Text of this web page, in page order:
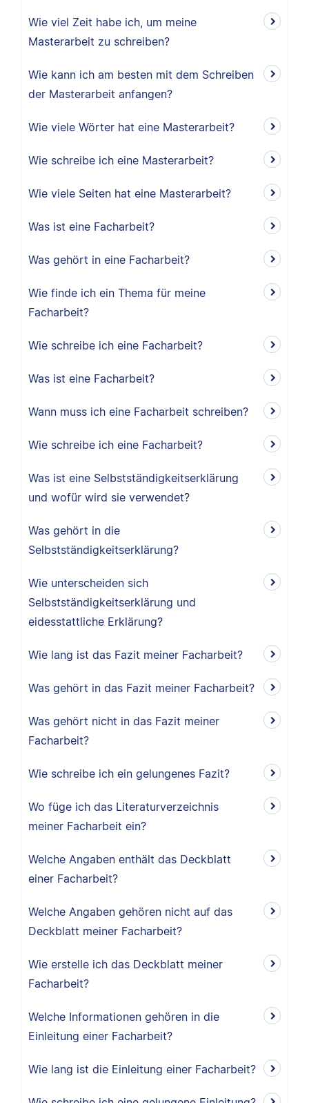
Wie viel Zeit habe ich, um meine
Masterarbeit zu schreiben?
Wie kann ich am besten mit dem Schreiben
der Masterarbeit anfangen?
Wie viele Wörter hat eine Masterarbeit?
Wie schreibe ich eine Masterarbeit?
Wie viele Seiten hat eine Masterarbeit?
Was ist eine Facharbeit?
Was gehört in eine Facharbeit?
Wie finde ich ein Thema für meine
Facharbeit?
Wie schreibe ich eine Facharbeit?
Was ist eine Facharbeit?
Wann muss ich eine Facharbeit schreiben?
Wie schreibe ich eine Facharbeit?
Was ist eine Selbstständigkeitserklärung
und wofür wird sie verwendet?
Was gehört in die
Selbstständigkeitserklärung?
Wie unterscheiden sich
Selbstständigkeitserklärung und
eidesstattliche Erklärung?
Wie lang ist das Fazit meiner Facharbeit?
Was gehört in das Fazit meiner Facharbeit?
Was gehört nicht in das Fazit meiner
Facharbeit?
Wie schreibe ich ein gelungenes Fazit?
Wo füge ich das Literaturverzeichnis
meiner Facharbeit ein?
Welche Angaben enthält das Deckblatt
einer Facharbeit?
Welche Angaben gehören nicht auf das
Deckblatt meiner Facharbeit?
Wie erstelle ich das Deckblatt meiner
Facharbeit?
Welche Informationen gehören in die
Einleitung einer Facharbeit?
Wie lang ist die Einleitung einer Facharbeit?